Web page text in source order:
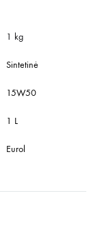
1 kg
Sintetinė
15W50
1 L
Eurol